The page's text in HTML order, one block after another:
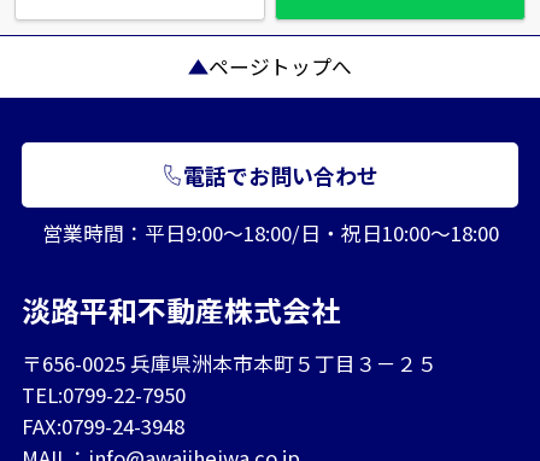
ページトップへ
電話でお問い合わせ
営業時間：平日9:00～18:00/日・祝日10:00～18:00
淡路平和不動産株式会社
〒656-0025 兵庫県洲本市本町５丁目３－２５
TEL:0799-22-7950
FAX:0799-24-3948